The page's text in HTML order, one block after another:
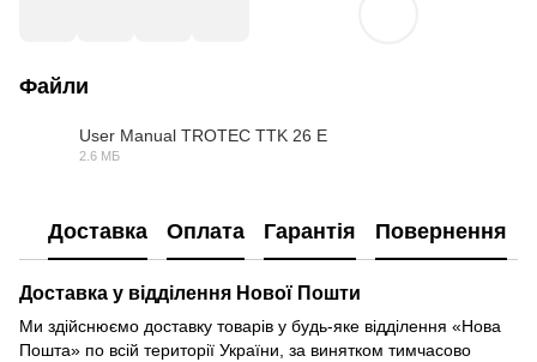
Файли
User Manual TROTEC TTK 26 E
2.6 МБ
Доставка Оплата Гарантія Повернення
Доставка у відділення Нової Пошти
Ми здійснюємо доставку товарів у будь-яке відділення «Нова
Пошта» по всій території України, за винятком тимчасово